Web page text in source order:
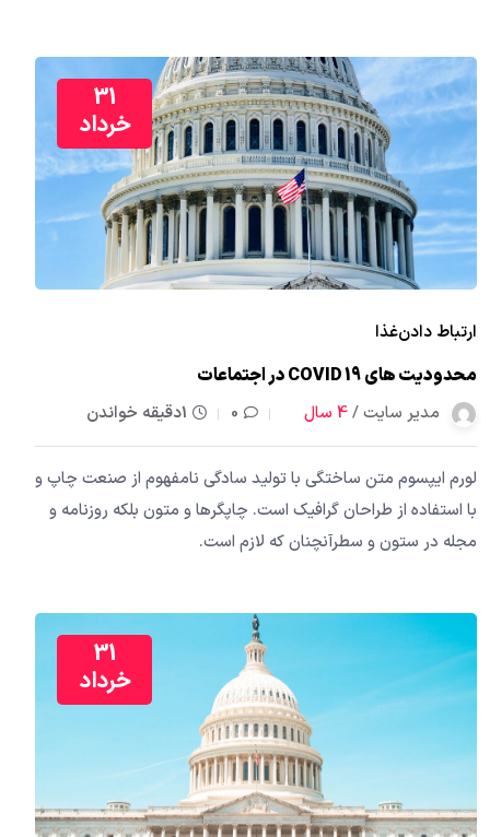
31
خرداد
ارتباط دادنغذا
محدودیت های COVID 19 در اجتماعات
مدیر سایت /4 سال 0 1دقیقه خواندن
لورم ایپسوم متن ساختگی با تولید سادگی نامفهوم از صنعت چاپ و
با استفاده از طراحان گرافیک است. چاپگرها و متون بلکه روزنامه و
مجله در ستون و سطرآنچنان که لازم است.
31
خرداد